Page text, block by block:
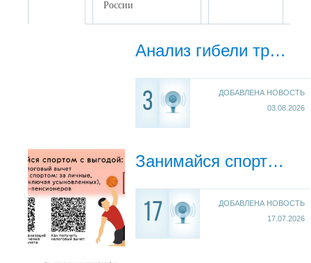
России
Анализ гибели травмирования несовершеннолетних на пожарах за 1 полугодие 2026 года
3
ДОБАВЛЕНА НОВОСТЬ
03.08.2026
Занимайся спортом с выгодой!
17
ДОБАВЛЕНА НОВОСТЬ
17.07.2026